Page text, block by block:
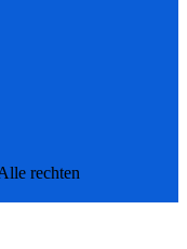
rechten